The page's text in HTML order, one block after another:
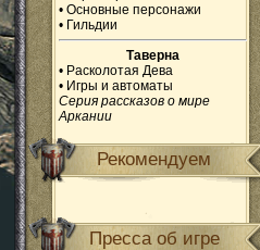
• Основные персонажи
• Гильдии
Таверна
• Расколотая Дева
• Игры и автоматы
Серия рассказов о мире
Аркании
Рекомендуем
Пресса об игре